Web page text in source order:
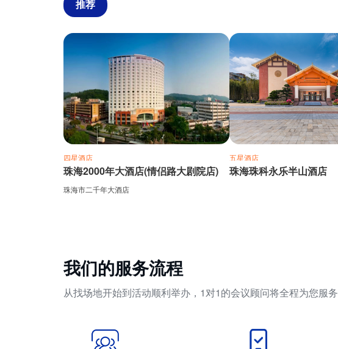
推荐
四星酒店
珠海2000年大酒店(情侣路大剧院店)
珠海市二千年大酒店
五星酒店
珠海珠科永乐半山酒店
我们的服务流程
从找场地开始到活动顺利举办，1对1的会议顾问将全程为您服务